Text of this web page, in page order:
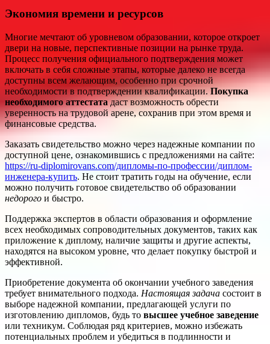
Экономия времени и ресурсов
Многие мечтают об уровневом образовании, которое откроет
двери на новые, перспективные позиции на рынке труда.
Процесс получения официального подтверждения может
включать в себя сложные этапы, которые далеко не всегда
доступны всем желающим, особенно при срочной
необходимости в подтверждении квалификации.Покупка
необходимого аттестатадаст возможность обрести
уверенность на трудовой арене, сохранив при этом время и
финансовые средства.
Заказать свидетельство можно через надежные компании по
доступной цене, ознакомившись с предложениями на сайте:
https://ru-diplomirovans.com/дипломы-по-профессии/диплом-
инженера-купить. Не стоит тратить годы на обучение, если
можно получить готовое свидетельство об образовании
недорого и быстро.
Поддержка экспертов в области образования и оформление
всех необходимых сопроводительных документов, таких как
приложение к диплому, наличие защиты и другие аспекты,
находятся на высоком уровне, что делает покупку быстрой и
эффективной.
Приобретение документа об окончании учебного заведения
требует внимательного подхода. Настоящая задача состоит в
выборе надежной компании, предлагающей услуги по
изготовлению дипломов, будь то высшее учебное заведение
или техникум. Соблюдая ряд критериев, можно избежать
потенциальных проблем и убедиться в подлинности и